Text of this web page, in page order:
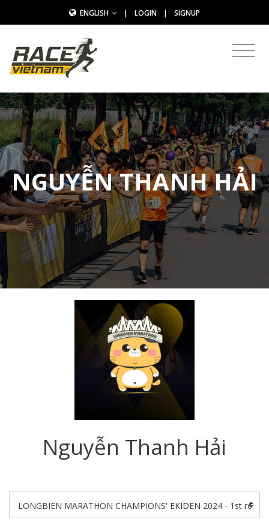
ENGLISH | LOGIN | SIGNUP
NGUYỄN THANH HẢI
Nguyễn Thanh Hải